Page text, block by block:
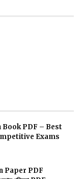
PDF – Best
Exams
Paper PDF